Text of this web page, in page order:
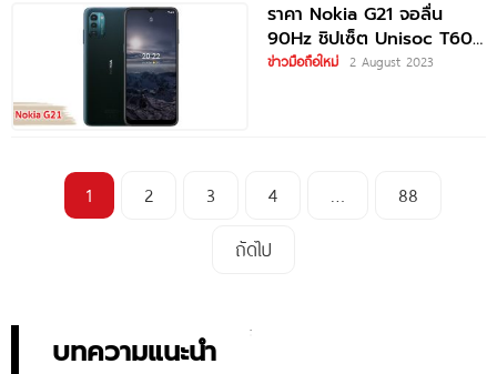
ราคา Nokia G21 จอลื่น
90Hz ชิปเซ็ต Unisoc T606
กล้องหลัง 50MP
ข่าวมือถือใหม่ 2 August 2023
1 2 3 4 …
88
ถัดไป
บทความแนะนำ